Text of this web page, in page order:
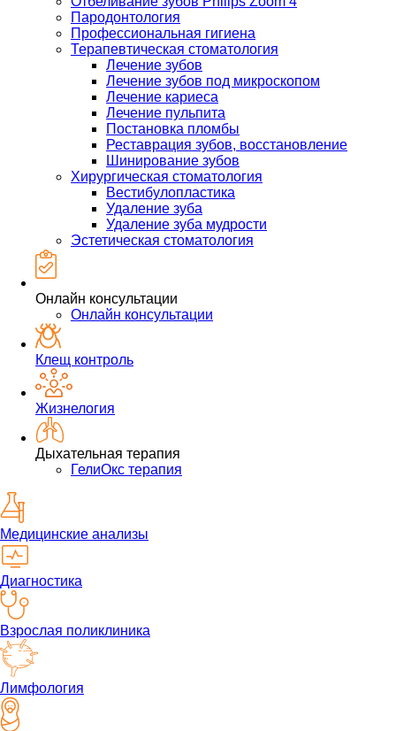
Пародонтология
Профессиональная гигиена
Терапевтическая стоматология
Лечение зубов
Лечение зубов под микроскопом
Лечение кариеса
Лечение пульпита
Постановка пломбы
Реставрация зубов, восстановление
Шинирование зубов
Хирургическая стоматология
Вестибулопластика
Удаление зуба
Удаление зуба мудрости
Эстетическая стоматология
Онлайн консультации
Онлайн консультации
Клещ контроль
Жизнелогия
Дыхательная терапия
ГелиОкс терапия
Медицинские анализы
Диагностика
Взрослая поликлиника
Лимфология